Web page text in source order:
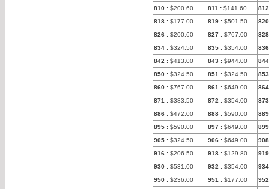
810 : $200.60 811 : $141.60
812
818 : $177.00 819 : $501.50
820
826 : $200.60 827 : $767.00
828
834 : $324.50 835 : $354.00
836
842 : $413.00 843 : $944.00
844
850 : $324.50 851 : $324.50
853
860 : $767.00 861 : $649.00
864
871 : $383.50 872 : $354.00
873
886 : $472.00 888 : $590.00
889
895 : $590.00 897 : $649.00
899
905 : $324.50 906 : $649.00
908
916 : $206.50 918 : $129.80
919
930 : $531.00 932 : $354.00
934
950 : $236.00 951 : $177.00
952